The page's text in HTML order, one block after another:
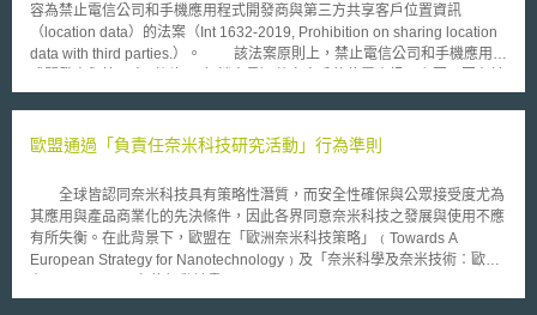
容為禁止電信公司和手機應用程式開發商與第三方共享客戶位置資訊
（location data）的法案（Int 1632-2019, Prohibition on sharing location
data with third parties.）。 該法案原則上，禁止電信公司和手機應用程
一般客戶並不清楚自己的位置資訊被共享給第三人，且對於第三人取得其位
取得客戶本人同意，即共享其位置資訊無疑是對客戶個人隱私的侵犯。如公
位，每次課予1,000美元，惟就同一名受害者，如一天內有數個違法行為，
則當天罰款上限為10,000美元。同時，該法案賦予位置資訊被違法共享的當
事人，得就其權利被侵害之事實，向法院提訴訟，以為救濟。 不過，
該法案並非「絕對」禁止位置資訊的共享，如屬下列情形，例外可共享：
為配合執法機關執行法定職務之所需，如：法律調查等程序，而提供客戶之
歐盟通過「負責任奈米科技研究活動」行為準則
全球皆認同奈米科技具有策略性潛質，而安全性確保與公眾接受度尤為
其應用與產品商業化的先決條件，因此各界同意奈米科技之發展與使用不應
有所失衡。在此背景下，歐盟在「歐洲奈米科技策略」﹙Towards A
European Strategy for Nanotechnology﹚及「奈米科學及奈米技術︰歐洲
︰An Action Plan For Europe 2005-2009﹚兩份重要文件中，皆表示對於